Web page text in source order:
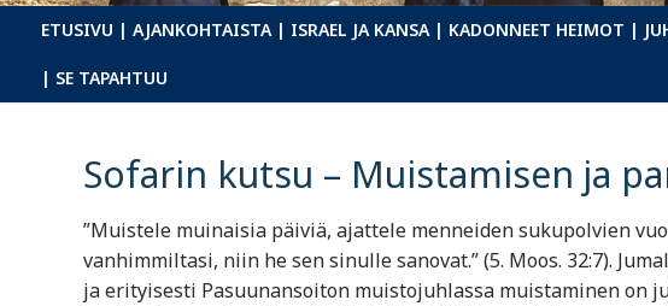
ETUSIVU | AJANKOHTAISTA | ISRAEL JA KANSA | KADONNEET HEIMOT |
| SE TAPAHTUU
Sofarin kutsu – Muistamisen ja
”Muistele muinaisia päiviä, ajattele menneiden sukupolvien
vanhimmiltasi, niin he sen sinulle sanovat.” (5. Moos. 32:7).
ja erityisesti Pasuunansoiton muistojuhlassa muistaminen on